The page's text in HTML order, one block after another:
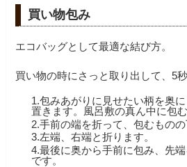
買い物包み
エコバッグとして最適な結び方。
買い物の時にさっと取り出して、5
1.包みあがりに見せたい柄を奥
置きます。風呂敷の真ん中に包
2.手前の端を折って、包むものの
3.左端、右端と折ります。
4.最後に奥から手前に包み、先
です。